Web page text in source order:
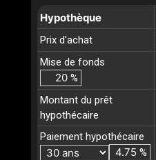
Hypothèque
Prix d'achat
Mise de fonds
%
Montant du prêt
hypothécaire
Paiement hypothécaire
%